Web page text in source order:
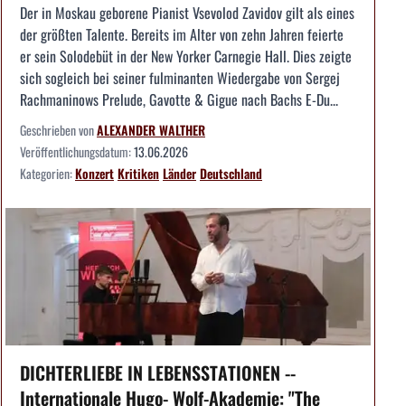
Der in Moskau geborene Pianist Vsevolod Zavidov gilt als eines
der größten Talente. Bereits im Alter von zehn Jahren feierte
er sein Solodebüt in der New Yorker Carnegie Hall. Dies zeigte
sich sogleich bei seiner fulminanten Wiedergabe von Sergej
Rachmaninows Prelude, Gavotte & Gigue nach Bachs E-Du...
Geschrieben vonALEXANDER WALTHER
Veröffentlichungsdatum:13.06.2026
Kategorien:KonzertKritikenLänderDeutschland
DICHTERLIEBE IN LEBENSSTATIONEN --
Internationale Hugo- Wolf-Akademie: "The